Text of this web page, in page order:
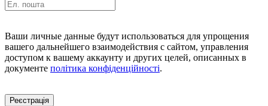
Ваши личные данные будут использоваться для упрощения
вашего дальнейшего взаимодействия с сайтом, управления
доступом к вашему аккаунту и других целей, описанных в
документе політика конфіденційності.